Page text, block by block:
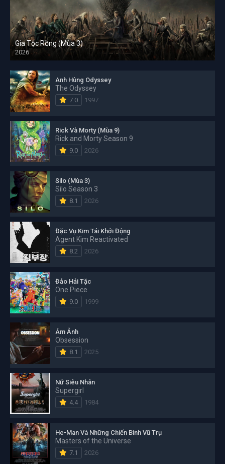
Gia Tộc Rồng (Mùa 3)
2026
Anh Hùng Odyssey
The Odyssey
7.0 1997
Rick Và Morty (Mùa 9)
Rick and Morty Season 9
9.0 2026
Silo (Mùa 3)
Silo Season 3
8.1 2026
Đặc Vụ Kim Tái Khởi Động
Agent Kim Reactivated
8.2 2026
Đảo Hải Tặc
One Piece
9.0 1999
Ám Ảnh
Obsession
8.1 2025
Nữ Siêu Nhân
Supergirl
4.4 1984
He-Man Và Những Chiến Binh Vũ Trụ
Masters of the Universe
7.1 2026